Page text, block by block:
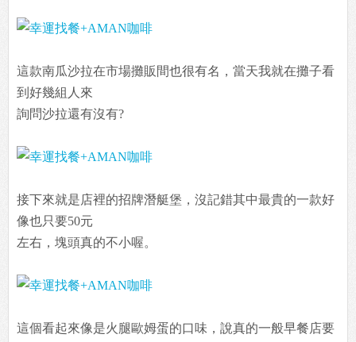
這款南瓜沙拉在市場攤販間也很有名，當天我就在攤子看
到好幾組人來
詢問沙拉還有沒有?
接下來就是店裡的招牌潛艇堡，沒記錯其中最貴的一款好
像也只要50元
左右，塊頭真的不小喔。
這個看起來像是火腿歐姆蛋的口味，說真的一般早餐店要